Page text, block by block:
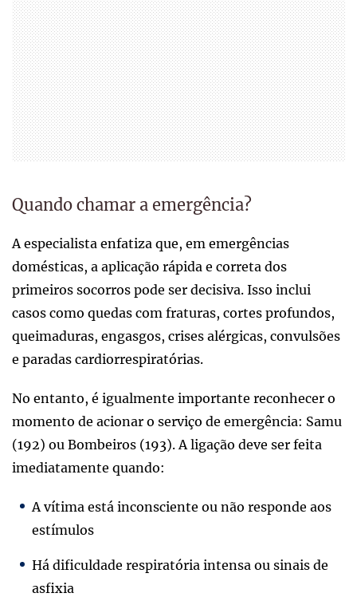
Quando chamar a emergência?
A especialista enfatiza que, em emergências
domésticas, a aplicação rápida e correta dos
primeiros socorros pode ser decisiva. Isso inclui
casos como quedas com fraturas, cortes profundos,
queimaduras, engasgos, crises alérgicas, convulsões
e paradas cardiorrespiratórias.
No entanto, é igualmente importante reconhecer o
momento de acionar o serviço de emergência: Samu
(192) ou Bombeiros (193). A ligação deve ser feita
imediatamente quando:
A vítima está inconsciente ou não responde aos
estímulos
Há dificuldade respiratória intensa ou sinais de
asfixia